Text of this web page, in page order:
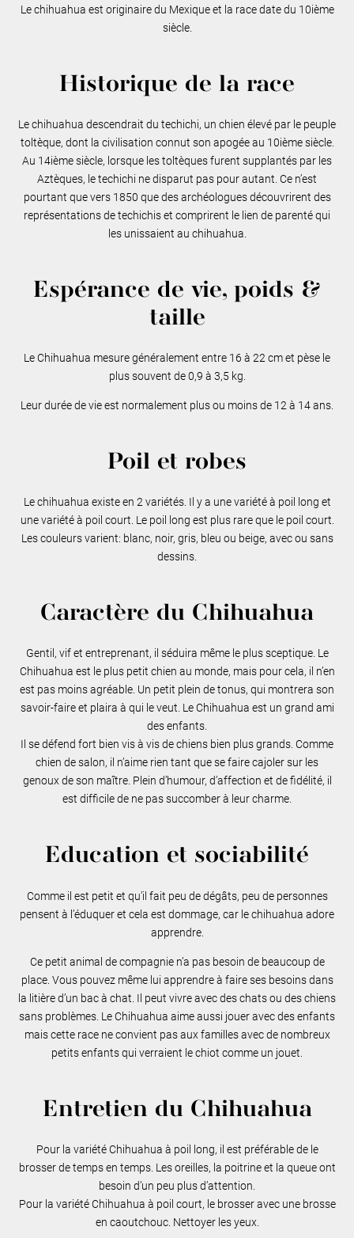
Le chihuahua est originaire du Mexique et la race date du 10ième
siècle.
Historique de la race
Le chihuahua descendrait du techichi, un chien élevé par le peuple
toltèque, dont la civilisation connut son apogée au 10ième siècle.
Au 14ième siècle, lorsque les toltèques furent supplantés par les
Aztèques, le techichi ne disparut pas pour autant. Ce n’est
pourtant que vers 1850 que des archéologues découvrirent des
représentations de techichis et comprirent le lien de parenté qui
les unissaient au chihuahua.
Espérance de vie, poids &
taille
Le Chihuahua mesure généralement entre 16 à 22 cm et pèse le
plus souvent de 0,9 à 3,5 kg.
Leur durée de vie est normalement plus ou moins de 12 à 14 ans.
Poil et robes
Le chihuahua existe en 2 variétés. Il y a une variété à poil long et
une variété à poil court. Le poil long est plus rare que le poil court.
Les couleurs varient: blanc, noir, gris, bleu ou beige, avec ou sans
dessins.
Caractère du Chihuahua
Gentil, vif et entreprenant, il séduira même le plus sceptique. Le
Chihuahua est le plus petit chien au monde, mais pour cela, il n’en
est pas moins agréable. Un petit plein de tonus, qui montrera son
savoir-faire et plaira à qui le veut. Le Chihuahua est un grand ami
des enfants.
Il se défend fort bien vis à vis de chiens bien plus grands. Comme
chien de salon, il n’aime rien tant que se faire cajoler sur les
genoux de son maître. Plein d’humour, d’affection et de fidélité, il
est difficile de ne pas succomber à leur charme.
Education et sociabilité
Comme il est petit et qu’il fait peu de dégâts, peu de personnes
pensent à l’éduquer et cela est dommage, car le chihuahua adore
apprendre.
Ce petit animal de compagnie n’a pas besoin de beaucoup de
place. Vous pouvez même lui apprendre à faire ses besoins dans
la litière d’un bac à chat. Il peut vivre avec des chats ou des chiens
sans problèmes. Le Chihuahua aime aussi jouer avec des enfants
mais cette race ne convient pas aux familles avec de nombreux
petits enfants qui verraient le chiot comme un jouet.
Entretien du Chihuahua
Pour la variété Chihuahua à poil long, il est préférable de le
brosser de temps en temps. Les oreilles, la poitrine et la queue ont
besoin d’un peu plus d’attention.
Pour la variété Chihuahua à poil court, le brosser avec une brosse
en caoutchouc. Nettoyer les yeux.